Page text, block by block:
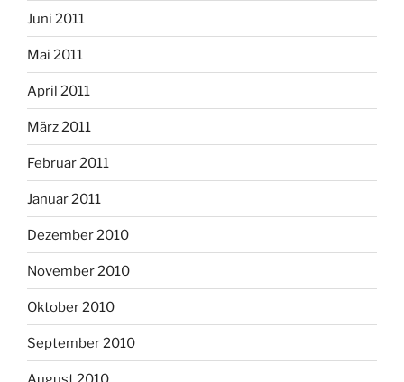
Juni 2011
Mai 2011
April 2011
März 2011
Februar 2011
Januar 2011
Dezember 2010
November 2010
Oktober 2010
September 2010